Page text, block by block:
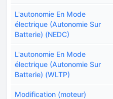
L'autonomie En Mode
électrique (Autonomie Sur
Batterie) (NEDC)
L'autonomie En Mode
électrique (Autonomie Sur
Batterie) (WLTP)
Modification (moteur)